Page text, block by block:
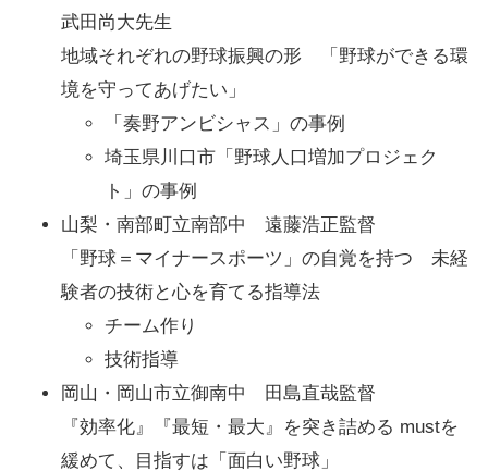
武田尚大先生
地域それぞれの野球振興の形 「野球ができる環
境を守ってあげたい」
「奏野アンビシャス」の事例
埼玉県川口市「野球人口増加プロジェク
ト」の事例
山梨・南部町立南部中 遠藤浩正監督
「野球＝マイナースポーツ」の自覚を持つ 未経
験者の技術と心を育てる指導法
チーム作り
技術指導
岡山・岡山市立御南中 田島直哉監督
『効率化』『最短・最大』を突き詰める mustを
緩めて、目指すは「面白い野球」